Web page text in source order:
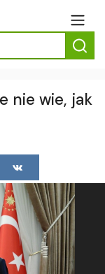
nie wie, jak